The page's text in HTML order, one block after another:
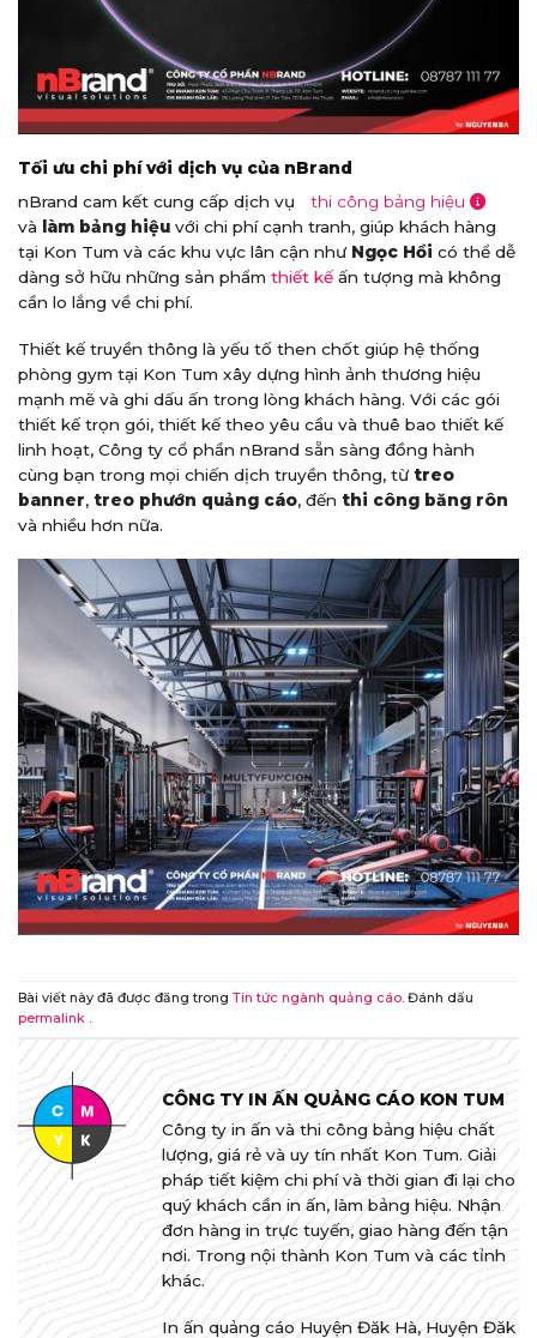
Tối ưu chi phí với dịch vụ của nBrand
nBrand cam kết cung cấp dịch vụ
thi công bảng hiệu
và
làm bảng hiệu với chi phí cạnh tranh, giúp khách hàng
tại Kon Tum và các khu vực lân cận như Ngọc Hồi có thể dễ
dàng sở hữu những sản phẩm thiết kếấn tượng mà không
cần lo lắng về chi phí.
Thiết kế truyền thông là yếu tố then chốt giúp hệ thống
phòng gym tại Kon Tum xây dựng hình ảnh thương hiệu
mạnh mẽ và ghi dấu ấn trong lòng khách hàng. Với các gói
thiết kế trọn gói, thiết kế theo yêu cầu và thuê bao thiết kế
linh hoạt, Công ty cổ phần nBrand sẵn sàng đồng hành
cùng bạn trong mọi chiến dịch truyền thông, từ treo
banner, treo phướn quảng cáo, đến thi công băng rôn
và nhiều hơn nữa.
Bài viết này đã được đăng trong Tin tức ngành quảng cáo. Đánh dấu
permalink .
CÔNG TY IN ẤN QUẢNG CÁO KON TUM
Công ty in ấn và thi công bảng hiệu chất
lượng, giá rẻ và uy tín nhất Kon Tum. Giải
pháp tiết kiệm chi phí và thời gian đi lại cho
quý khách cần in ấn, làm bảng hiệu. Nhận
đơn hàng in trực tuyến, giao hàng đến tận
nơi. Trong nội thành Kon Tum và các tỉnh
khác.
In ấn quảng cáo Huyện Đăk Hà, Huyện Đăk